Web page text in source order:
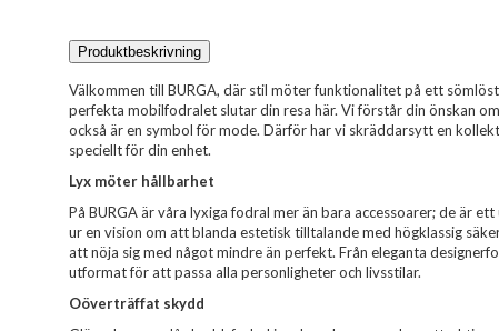
Produktbeskrivning
Välkommen till BURGA, där stil möter funktionalitet på ett
perfekta mobilfodralet slutar din resa här. Vi förstår din önskan
också är en symbol för mode. Därför har vi skräddarsytt en
speciellt för din enhet.
Lyx möter hållbarhet
På BURGA är våra lyxiga fodral mer än bara accessoarer; de är
ur en vision om att blanda estetisk tilltalande med högklassig
att nöja sig med något mindre än perfekt. Från eleganta
utformat för att passa alla personligheter och livsstilar.
Oöverträffat skydd